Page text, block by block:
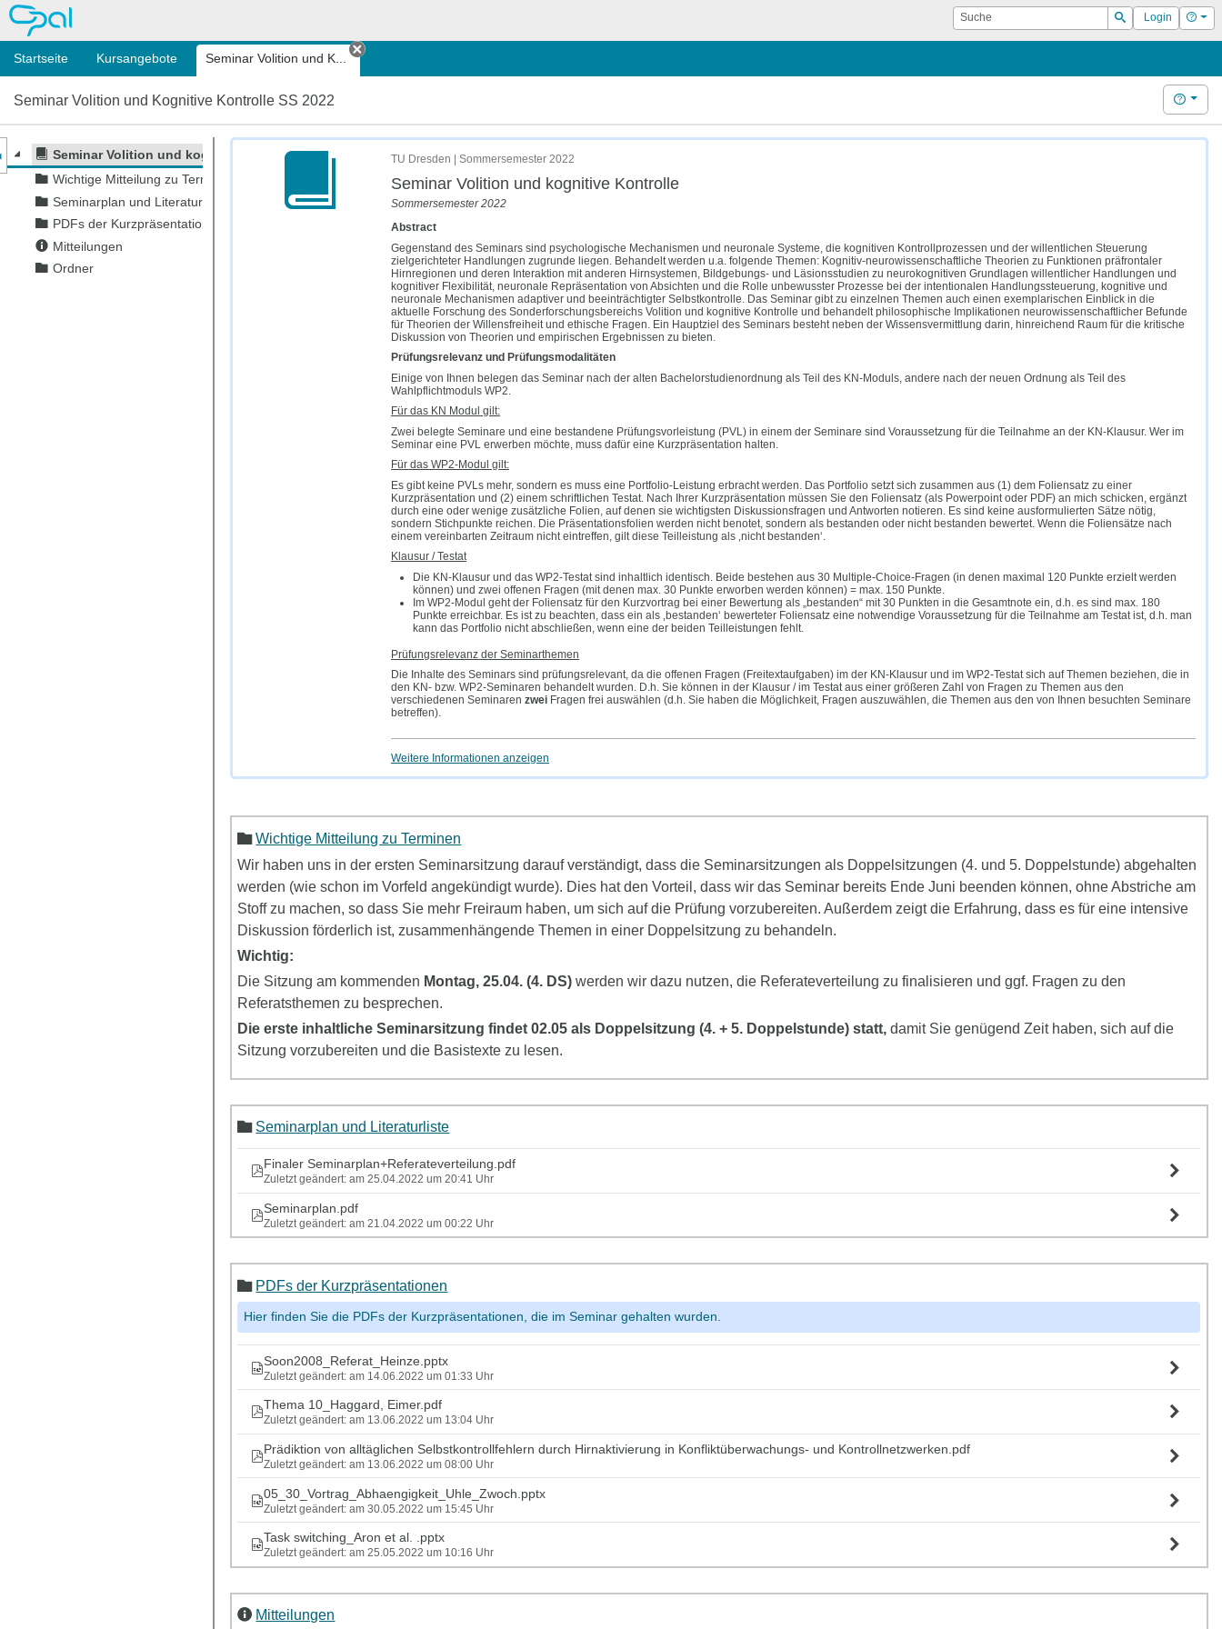
OPAL Suche
Suchen
Login Hilfe
Startseite Kursangebote Seminar Volition und K...
Tab schließen
Seminar Volition und Kognitive Kontrolle SS 2022 Hilfe
Seminar Volition und kognitive Kontrolle
Wichtige Mitteilung zu Terminen
Seminarplan und Literaturliste
PDFs der Kurzpräsentationen
Mitteilungen
Ordner
des Kursmenüs
TU Dresden | Sommersemester 2022
Seminar Volition und kognitive Kontrolle
Sommersemester 2022
Abstract
Gegenstand des Seminars sind psychologische Mechanismen und neuronale Systeme, die kognitiven Kontrollprozessen und der willentlichen Steuerung
zielgerichteter Handlungen zugrunde liegen. Behandelt werden u.a. folgende Themen: Kognitiv-neurowissenschaftliche Theorien zu Funktionen präfrontaler
Hirnregionen und deren Interaktion mit anderen Hirnsystemen, Bildgebungs- und Läsionsstudien zu neurokognitiven Grundlagen willentlicher Handlungen und
kognitiver Flexibilität, neuronale Repräsentation von Absichten und die Rolle unbewusster Prozesse bei der intentionalen Handlungssteuerung, kognitive und
neuronale Mechanismen adaptiver und beeinträchtigter Selbstkontrolle. Das Seminar gibt zu einzelnen Themen auch einen exemplarischen Einblick in die
aktuelle Forschung des Sonderforschungsbereichs Volition und kognitive Kontrolle und behandelt philosophische Implikationen neurowissenschaftlicher Befunde
für Theorien der Willensfreiheit und ethische Fragen. Ein Hauptziel des Seminars besteht neben der Wissensvermittlung darin, hinreichend Raum für die kritische
Diskussion von Theorien und empirischen Ergebnissen zu bieten.
Prüfungsrelevanz und Prüfungsmodalitäten
Einige von Ihnen belegen das Seminar nach der alten Bachelorstudienordnung als Teil des KN-Moduls, andere nach der neuen Ordnung als Teil des
Wahlpflichtmoduls WP2.
Für das KN Modul gilt:
Zwei belegte Seminare und eine bestandene Prüfungsvorleistung (PVL) in einem der Seminare sind Voraussetzung für die Teilnahme an der KN-Klausur. Wer im
Seminar eine PVL erwerben möchte, muss dafür eine Kurzpräsentation halten.
Für das WP2-Modul gilt:
Es gibt keine PVLs mehr, sondern es muss eine Portfolio-Leistung erbracht werden. Das Portfolio setzt sich zusammen aus (1) dem Foliensatz zu einer
Kurzpräsentation und (2) einem schriftlichen Testat. Nach Ihrer Kurzpräsentation müssen Sie den Foliensatz (als Powerpoint oder PDF) an mich schicken, ergänzt
durch eine oder wenige zusätzliche Folien, auf denen sie wichtigsten Diskussionsfragen und Antworten notieren. Es sind keine ausformulierten Sätze nötig,
sondern Stichpunkte reichen. Die Präsentationsfolien werden nicht benotet, sondern als bestanden oder nicht bestanden bewertet. Wenn die Foliensätze nach
einem vereinbarten Zeitraum nicht eintreffen, gilt diese Teilleistung als ‚nicht bestanden‘.
Klausur / Testat
Die KN-Klausur und das WP2-Testat sind inhaltlich identisch. Beide bestehen aus 30 Multiple-Choice-Fragen (in denen maximal 120 Punkte erzielt werden
können) und zwei offenen Fragen (mit denen max. 30 Punkte erworben werden können) = max. 150 Punkte.
Im WP2-Modul geht der Foliensatz für den Kurzvortrag bei einer Bewertung als „bestanden“ mit 30 Punkten in die Gesamtnote ein, d.h. es sind max. 180
Punkte erreichbar. Es ist zu beachten, dass ein als ‚bestanden‘ bewerteter Foliensatz eine notwendige Voraussetzung für die Teilnahme am Testat ist, d.h. man
kann das Portfolio nicht abschließen, wenn eine der beiden Teilleistungen fehlt.
Prüfungsrelevanz der Seminarthemen
Die Inhalte des Seminars sind prüfungsrelevant, da die offenen Fragen (Freitextaufgaben) im der KN-Klausur und im WP2-Testat sich auf Themen beziehen, die in
den KN- bzw. WP2-Seminaren behandelt wurden. D.h. Sie können in der Klausur / im Testat aus einer größeren Zahl von Fragen zu Themen aus den
verschiedenen Seminaren zweiFragen frei auswählen (d.h. Sie haben die Möglichkeit, Fragen auszuwählen, die Themen aus den von Ihnen besuchten Seminare
betreffen).
Weitere Informationen anzeigen
Wichtige Mitteilung zu Terminen
Wir haben uns in der ersten Seminarsitzung darauf verständigt, dass die Seminarsitzungen als Doppelsitzungen (4. und 5. Doppelstunde) abgehalten
werden (wie schon im Vorfeld angekündigt wurde). Dies hat den Vorteil, dass wir das Seminar bereits Ende Juni beenden können, ohne Abstriche am
Stoff zu machen, so dass Sie mehr Freiraum haben, um sich auf die Prüfung vorzubereiten. Außerdem zeigt die Erfahrung, dass es für eine intensive
Diskussion förderlich ist, zusammenhängende Themen in einer Doppelsitzung zu behandeln.
Wichtig:
Die Sitzung am kommenden Montag, 25.04. (4. DS)werden wir dazu nutzen, die Referateverteilung zu finalisieren und ggf. Fragen zu den
Referatsthemen zu besprechen.
Die erste inhaltliche Seminarsitzung findet 02.05 als Doppelsitzung (4. + 5. Doppelstunde) statt,damit Sie genügend Zeit haben, sich auf die
Sitzung vorzubereiten und die Basistexte zu lesen.
Seminarplan und Literaturliste
Finaler Seminarplan+Referateverteilung.pdf
Zuletzt geändert: am 25.04.2022 um 20:41 Uhr
Seminarplan.pdf
Zuletzt geändert: am 21.04.2022 um 00:22 Uhr
PDFs der Kurzpräsentationen
Hier finden Sie die PDFs der Kurzpräsentationen, die im Seminar gehalten wurden.
Soon2008_Referat_Heinze.pptx
Zuletzt geändert: am 14.06.2022 um 01:33 Uhr
Thema 10_Haggard, Eimer.pdf
Zuletzt geändert: am 13.06.2022 um 13:04 Uhr
Prädiktion von alltäglichen Selbstkontrollfehlern durch Hirnaktivierung in Konfliktüberwachungs- und Kontrollnetzwerken.pdf
Zuletzt geändert: am 13.06.2022 um 08:00 Uhr
05_30_Vortrag_Abhaengigkeit_Uhle_Zwoch.pptx
Zuletzt geändert: am 30.05.2022 um 15:45 Uhr
Task switching_Aron et al. .pptx
Zuletzt geändert: am 25.05.2022 um 10:16 Uhr
Mitteilungen